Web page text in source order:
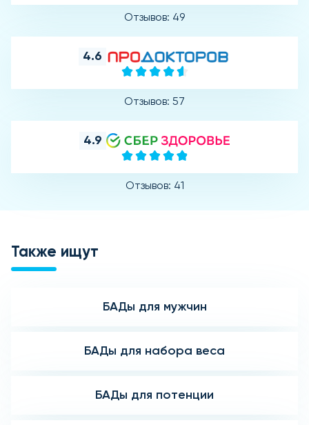
Отзывов: 49
4.6
Отзывов: 57
4.9
Отзывов: 41
Также ищут
БАДы для мужчин
БАДы для набора веса
БАДы для потенции